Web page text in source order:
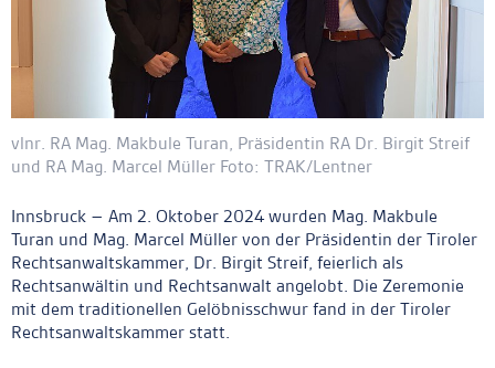
vlnr. RA Mag. Makbule Turan, Präsidentin RA Dr. Birgit Streif
und RA Mag. Marcel Müller Foto: TRAK/Lentner
Innsbruck – Am 2. Oktober 2024 wurden Mag. Makbule
Turan und Mag. Marcel Müller von der Präsidentin der Tiroler
Rechtsanwaltskammer, Dr. Birgit Streif, feierlich als
Rechtsanwältin und Rechtsanwalt angelobt. Die Zeremonie
mit dem traditionellen Gelöbnisschwur fand in der Tiroler
Rechtsanwaltskammer statt.